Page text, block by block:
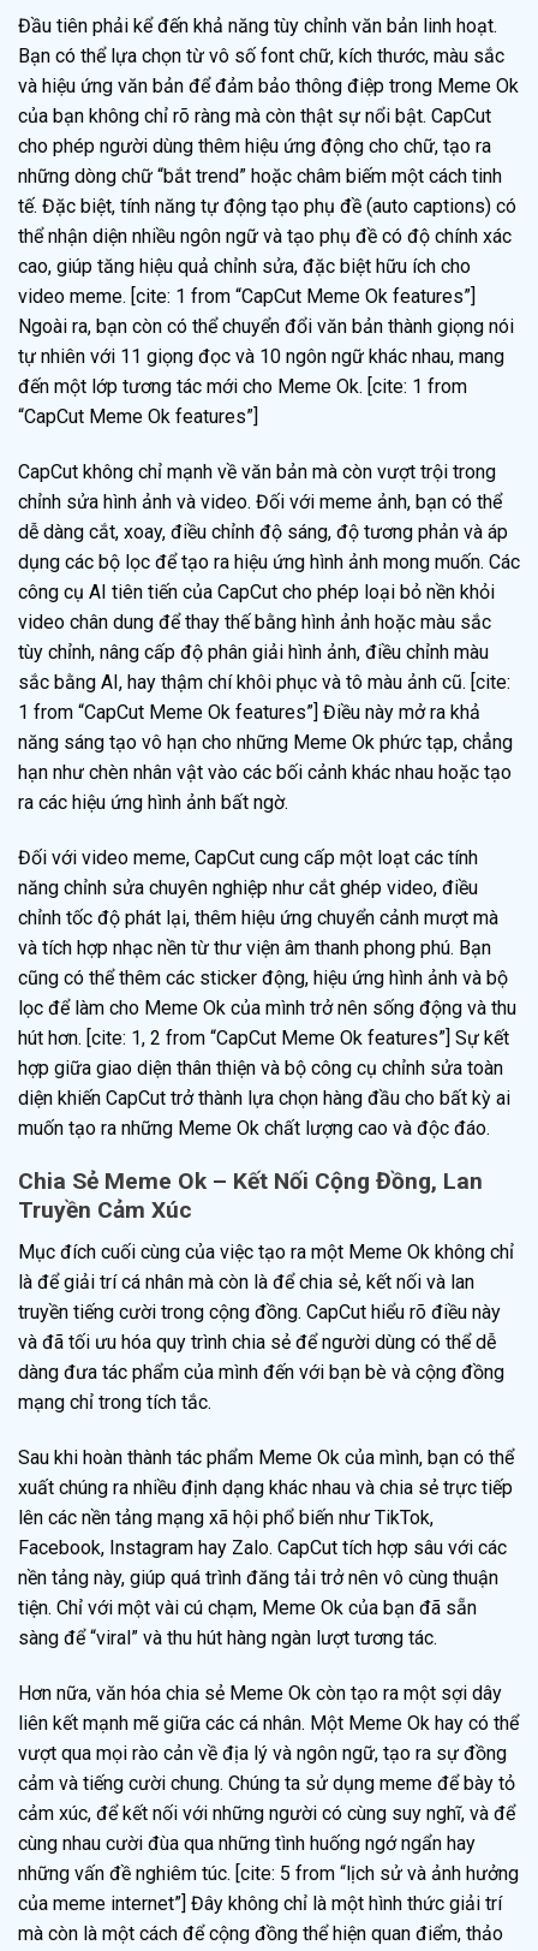
Đầu tiên phải kể đến khả năng tùy chỉnh văn bản linh hoạt.
Bạn có thể lựa chọn từ vô số font chữ, kích thước, màu sắc
và hiệu ứng văn bản để đảm bảo thông điệp trong Meme Ok
của bạn không chỉ rõ ràng mà còn thật sự nổi bật. CapCut
cho phép người dùng thêm hiệu ứng động cho chữ, tạo ra
những dòng chữ “bắt trend” hoặc châm biếm một cách tinh
tế. Đặc biệt, tính năng tự động tạo phụ đề (auto captions) có
thể nhận diện nhiều ngôn ngữ và tạo phụ đề có độ chính xác
cao, giúp tăng hiệu quả chỉnh sửa, đặc biệt hữu ích cho
video meme. [cite: 1 from “CapCut Meme Ok features”]
Ngoài ra, bạn còn có thể chuyển đổi văn bản thành giọng nói
tự nhiên với 11 giọng đọc và 10 ngôn ngữ khác nhau, mang
đến một lớp tương tác mới cho Meme Ok. [cite: 1 from
“CapCut Meme Ok features”]
CapCut không chỉ mạnh về văn bản mà còn vượt trội trong
chỉnh sửa hình ảnh và video. Đối với meme ảnh, bạn có thể
dễ dàng cắt, xoay, điều chỉnh độ sáng, độ tương phản và áp
dụng các bộ lọc để tạo ra hiệu ứng hình ảnh mong muốn. Các
công cụ AI tiên tiến của CapCut cho phép loại bỏ nền khỏi
video chân dung để thay thế bằng hình ảnh hoặc màu sắc
tùy chỉnh, nâng cấp độ phân giải hình ảnh, điều chỉnh màu
sắc bằng AI, hay thậm chí khôi phục và tô màu ảnh cũ. [cite:
1 from “CapCut Meme Ok features”] Điều này mở ra khả
năng sáng tạo vô hạn cho những Meme Ok phức tạp, chẳng
hạn như chèn nhân vật vào các bối cảnh khác nhau hoặc tạo
ra các hiệu ứng hình ảnh bất ngờ.
Đối với video meme, CapCut cung cấp một loạt các tính
năng chỉnh sửa chuyên nghiệp như cắt ghép video, điều
chỉnh tốc độ phát lại, thêm hiệu ứng chuyển cảnh mượt mà
và tích hợp nhạc nền từ thư viện âm thanh phong phú. Bạn
cũng có thể thêm các sticker động, hiệu ứng hình ảnh và bộ
lọc để làm cho Meme Ok của mình trở nên sống động và thu
hút hơn. [cite: 1, 2 from “CapCut Meme Ok features”] Sự kết
hợp giữa giao diện thân thiện và bộ công cụ chỉnh sửa toàn
diện khiến CapCut trở thành lựa chọn hàng đầu cho bất kỳ ai
muốn tạo ra những Meme Ok chất lượng cao và độc đáo.
Chia Sẻ Meme Ok – Kết Nối Cộng Đồng, Lan
Truyền Cảm Xúc
Mục đích cuối cùng của việc tạo ra một Meme Ok không chỉ
là để giải trí cá nhân mà còn là để chia sẻ, kết nối và lan
truyền tiếng cười trong cộng đồng. CapCut hiểu rõ điều này
và đã tối ưu hóa quy trình chia sẻ để người dùng có thể dễ
dàng đưa tác phẩm của mình đến với bạn bè và cộng đồng
mạng chỉ trong tích tắc.
Sau khi hoàn thành tác phẩm Meme Ok của mình, bạn có thể
xuất chúng ra nhiều định dạng khác nhau và chia sẻ trực tiếp
lên các nền tảng mạng xã hội phổ biến như TikTok,
Facebook, Instagram hay Zalo. CapCut tích hợp sâu với các
nền tảng này, giúp quá trình đăng tải trở nên vô cùng thuận
tiện. Chỉ với một vài cú chạm, Meme Ok của bạn đã sẵn
sàng để “viral” và thu hút hàng ngàn lượt tương tác.
Hơn nữa, văn hóa chia sẻ Meme Ok còn tạo ra một sợi dây
liên kết mạnh mẽ giữa các cá nhân. Một Meme Ok hay có thể
vượt qua mọi rào cản về địa lý và ngôn ngữ, tạo ra sự đồng
cảm và tiếng cười chung. Chúng ta sử dụng meme để bày tỏ
cảm xúc, để kết nối với những người có cùng suy nghĩ, và để
cùng nhau cười đùa qua những tình huống ngớ ngẩn hay
những vấn đề nghiêm túc. [cite: 5 from “lịch sử và ảnh hưởng
của meme internet”] Đây không chỉ là một hình thức giải trí
mà còn là một cách để cộng đồng thể hiện quan điểm, thảo